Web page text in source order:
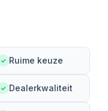
✓ Ruime keuze
✓ Dealerkwaliteit